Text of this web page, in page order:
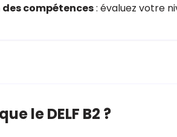
compétences: évaluez votre
le DELF B2 ?